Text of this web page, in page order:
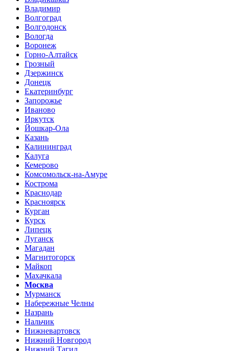
Владимир
Волгоград
Волгодонск
Вологда
Воронеж
Горно-Алтайск
Грозный
Дзержинск
Донецк
Екатеринбург
Запорожье
Иваново
Иркутск
Йошкар-Ола
Казань
Калининград
Калуга
Кемерово
Комсомольск-на-Амуре
Кострома
Краснодар
Красноярск
Курган
Курск
Липецк
Луганск
Магадан
Магнитогорск
Майкоп
Махачкала
Москва
Мурманск
Набережные Челны
Назрань
Нальчик
Нижневартовск
Нижний Новгород
Нижний Тагил